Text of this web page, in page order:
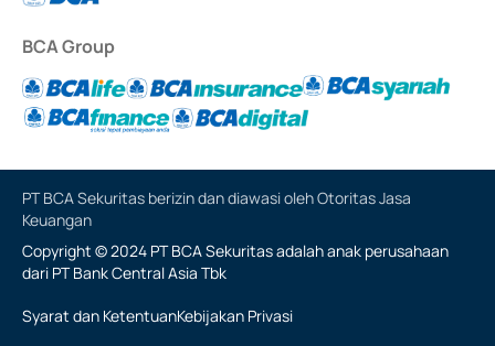
BCA Group
PT BCA Sekuritas berizin dan diawasi oleh Otoritas Jasa
Keuangan
Copyright © 2024 PT BCA Sekuritas adalah anak perusahaan
dari PT Bank Central Asia Tbk
Syarat dan KetentuanKebijakan Privasi